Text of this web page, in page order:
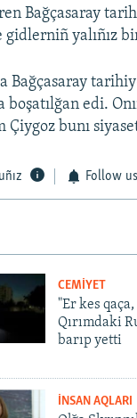
Bağçasaray
yalıñız
Bağçasaray
edi.
bunı
Follow us
CEMİYET
"Er kes
Qırımdaki
barıp yetti
İNSAN AQLARI